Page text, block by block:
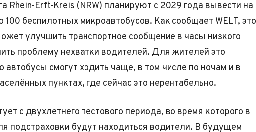
Rhein-Erft-Kreis (NRW) планируют с 2029 года вывести на
беспилотных микроавтобусов. Как сообщает WELT, это
улучшить транспортное сообщение в часы низкого
проблему нехватки водителей. Для жителей это
автобусы смогут ходить чаще, в том числе по ночам и в
пунктах, где сейчас это нерентабельно.
с двухлетнего тестового периода, во время которого в
подстраховки будут находиться водители. В будущем